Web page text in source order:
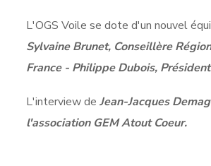
L'OGS Voile se dote d'un nouvel
Sylvaine Brunet, Conseillère
France - Philippe Dubois,
L'interview deJean-Jacques
l'association GEM Atout Coeur.